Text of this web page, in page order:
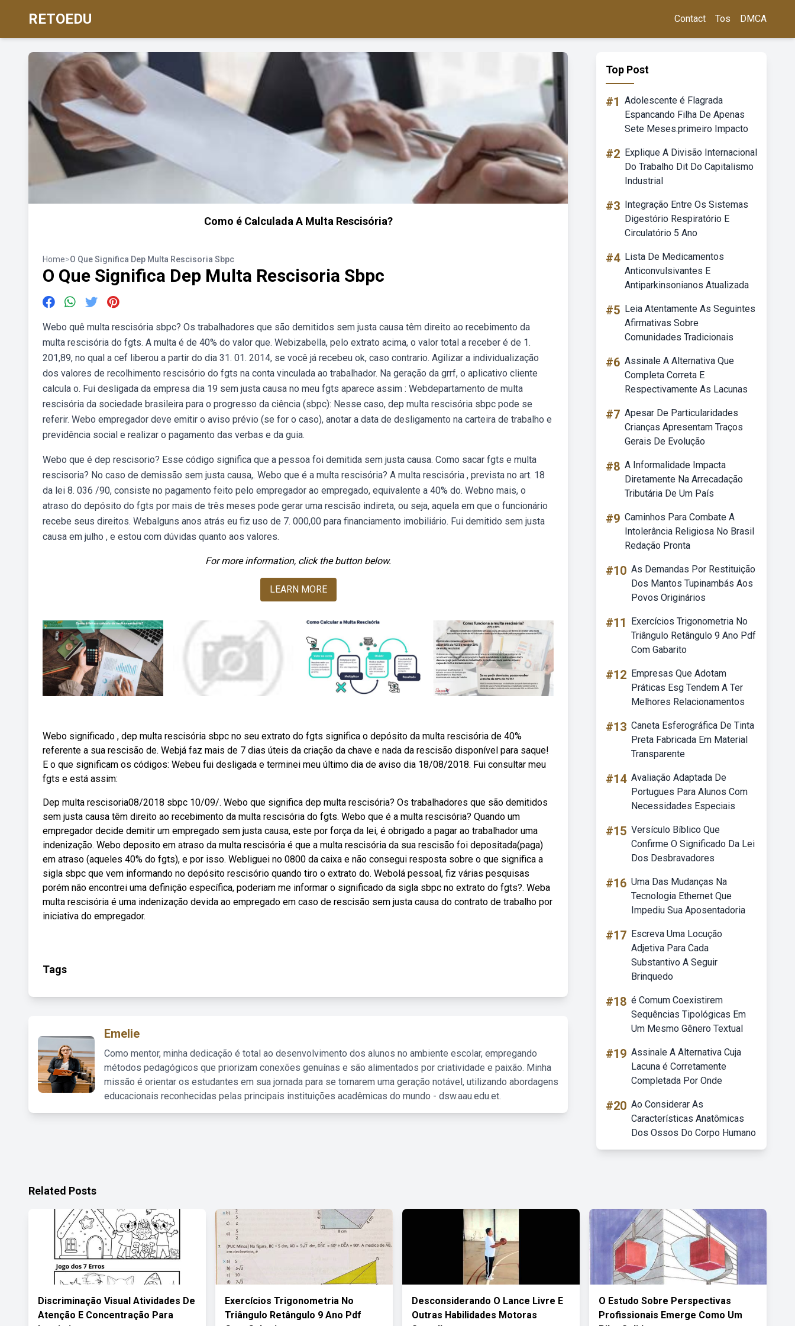
RETOEDU Contact Tos DMCA
Como é Calculada A Multa Rescisória?
Home>O Que Significa Dep Multa Rescisoria Sbpc
O Que Significa Dep Multa Rescisoria Sbpc
Webo quê multa rescisória sbpc? Os trabalhadores que são demitidos sem justa causa têm direito ao recebimento da
multa rescisória do fgts. A multa é de 40% do valor que. Webizabella, pelo extrato acima, o valor total a receber é de 1.
201,89, no qual a cef liberou a partir do dia 31. 01. 2014, se você já recebeu ok, caso contrario. Agilizar a individualização
dos valores de recolhimento rescisório do fgts na conta vinculada ao trabalhador. Na geração da grrf, o aplicativo cliente
calcula o. Fui desligada da empresa dia 19 sem justa causa no meu fgts aparece assim : Webdepartamento de multa
rescisória da sociedade brasileira para o progresso da ciência (sbpc): Nesse caso, dep multa rescisória sbpc pode se
referir. Webo empregador deve emitir o aviso prévio (se for o caso), anotar a data de desligamento na carteira de trabalho e
previdência social e realizar o pagamento das verbas e da guia.
Webo que é dep rescisorio? Esse código significa que a pessoa foi demitida sem justa causa. Como sacar fgts e multa
rescisoria? No caso de demissão sem justa causa,. Webo que é a multa rescisória? A multa rescisória , prevista no art. 18
da lei 8. 036 /90, consiste no pagamento feito pelo empregador ao empregado, equivalente a 40% do. Webno mais, o
atraso do depósito do fgts por mais de três meses pode gerar uma rescisão indireta, ou seja, aquela em que o funcionário
recebe seus direitos. Webalguns anos atrás eu fiz uso de 7. 000,00 para financiamento imobiliário. Fui demitido sem justa
causa em julho , e estou com dúvidas quanto aos valores.
For more information, click the button below.
LEARN MORE
Webo significado , dep multa rescisória sbpc no seu extrato do fgts significa o depósito da multa rescisória de 40%
referente a sua rescisão de. Webjá faz mais de 7 dias úteis da criação da chave e nada da rescisão disponível para saque!
E o que significam os códigos: Webeu fui desligada e terminei meu último dia de aviso dia 18/08/2018. Fui consultar meu
fgts e está assim:
Dep multa rescisoria08/2018 sbpc 10/09/. Webo que significa dep multa rescisória? Os trabalhadores que são demitidos
sem justa causa têm direito ao recebimento da multa rescisória do fgts. Webo que é a multa rescisória? Quando um
empregador decide demitir um empregado sem justa causa, este por força da lei, é obrigado a pagar ao trabalhador uma
indenização. Webo deposito em atraso da multa rescisória é que a multa rescisória da sua rescisão foi depositada(paga)
em atraso (aqueles 40% do fgts), e por isso. Webliguei no 0800 da caixa e não consegui resposta sobre o que significa a
sigla sbpc que vem informando no depósito rescisório quando tiro o extrato do. Webolá pessoal, fiz várias pesquisas
porém não encontrei uma definição específica, poderiam me informar o significado da sigla sbpc no extrato do fgts?. Weba
multa rescisória é uma indenização devida ao empregado em caso de rescisão sem justa causa do contrato de trabalho por
iniciativa do empregador.
Tags
Emelie
Como mentor, minha dedicação é total ao desenvolvimento dos alunos no ambiente escolar, empregando
métodos pedagógicos que priorizam conexões genuínas e são alimentados por criatividade e paixão. Minha
missão é orientar os estudantes em sua jornada para se tornarem uma geração notável, utilizando abordagens
educacionais reconhecidas pelas principais instituições acadêmicas do mundo - dsw.aau.edu.et.
Top Post
#1 Adolescente é Flagrada
Espancando Filha De Apenas
Sete Meses.primeiro Impacto
#2 Explique A Divisão Internacional
Do Trabalho Dit Do Capitalismo
Industrial
#3 Integração Entre Os Sistemas
Digestório Respiratório E
Circulatório 5 Ano
#4 Lista De Medicamentos
Anticonvulsivantes E
Antiparkinsonianos Atualizada
#5 Leia Atentamente As Seguintes
Afirmativas Sobre
Comunidades Tradicionais
#6 Assinale A Alternativa Que
Completa Correta E
Respectivamente As Lacunas
#7 Apesar De Particularidades
Crianças Apresentam Traços
Gerais De Evolução
#8 A Informalidade Impacta
Diretamente Na Arrecadação
Tributária De Um País
#9 Caminhos Para Combate A
Intolerância Religiosa No Brasil
Redação Pronta
#10 As Demandas Por Restituição
Dos Mantos Tupinambás Aos
Povos Originários
#11
Exercícios Trigonometria No
Triângulo Retângulo 9 Ano Pdf
Com Gabarito
#12 Empresas Que Adotam
Práticas Esg Tendem A Ter
Melhores Relacionamentos
#13 Caneta Esferográfica De Tinta
Preta Fabricada Em Material
Transparente
#14 Avaliação Adaptada De
Portugues Para Alunos Com
Necessidades Especiais
#15 Versículo Bíblico Que
Confirme O Significado Da Lei
Dos Desbravadores
#16 Uma Das Mudanças Na
Tecnologia Ethernet Que
Impediu Sua Aposentadoria
#17 Escreva Uma Locução
Adjetiva Para Cada
Substantivo A Seguir
Brinquedo
#18 é Comum Coexistirem
Sequências Tipológicas Em
Um Mesmo Gênero Textual
#19 Assinale A Alternativa Cuja
Lacuna é Corretamente
Completada Por Onde
#20 Ao Considerar As
Características Anatômicas
Dos Ossos Do Corpo Humano
Related Posts
Discriminação Visual Atividades De
Atenção E Concentração Para
Exercícios Trigonometria No
Triângulo Retângulo 9 Ano Pdf
Desconsiderando O Lance Livre E
Outras Habilidades Motoras
O Estudo Sobre Perspectivas
Profissionais Emerge Como Um